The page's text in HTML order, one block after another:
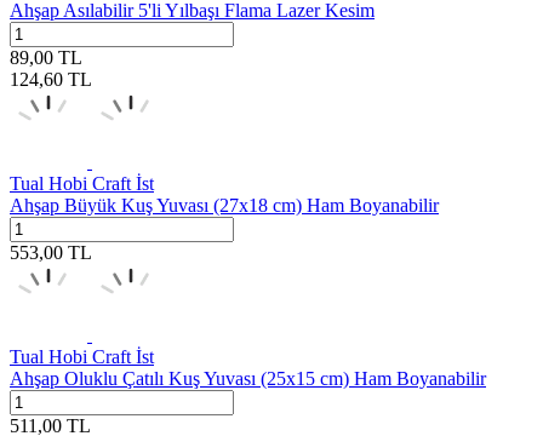
Ahşap Asılabilir 5'li Yılbaşı Flama Lazer Kesim
89,00 TL
124,60 TL
Tual Hobi Craft İst
Ahşap Büyük Kuş Yuvası (27x18 cm) Ham Boyanabilir
553,00 TL
Tual Hobi Craft İst
Ahşap Oluklu Çatılı Kuş Yuvası (25x15 cm) Ham Boyanabilir
511,00 TL